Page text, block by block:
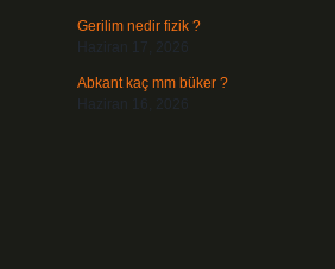
Gerilim nedir fizik ?
Haziran 17, 2026
Abkant kaç mm büker ?
Haziran 16, 2026